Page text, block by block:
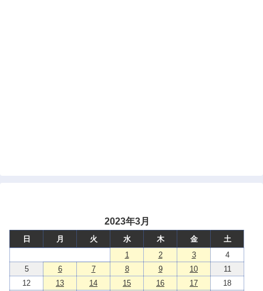
2023年3月
日 月 火 水 木 金
土
1
2 3
4
5
6 7 8 9 10
11
12
13 14 15 16 17
18